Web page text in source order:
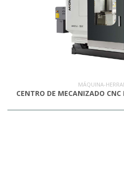
MÁQUINA-
CENTRO DE MECANIZADO CNC